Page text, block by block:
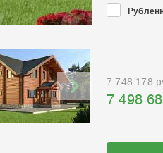
7 748 178
7 498